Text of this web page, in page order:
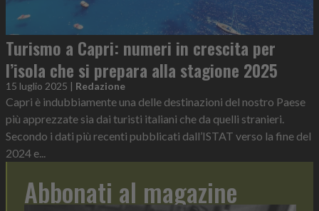
Turismo a Capri: numeri in crescita per
l’isola che si prepara alla stagione 2025
15 luglio 2025 | Redazione
Capri è indubbiamente una delle destinazioni del nostro Paese
più apprezzate sia dai turisti italiani che da quelli stranieri.
Secondo i dati più recenti pubblicati dall’ISTAT verso la fine del
2024 e...
Abbonati al magazine